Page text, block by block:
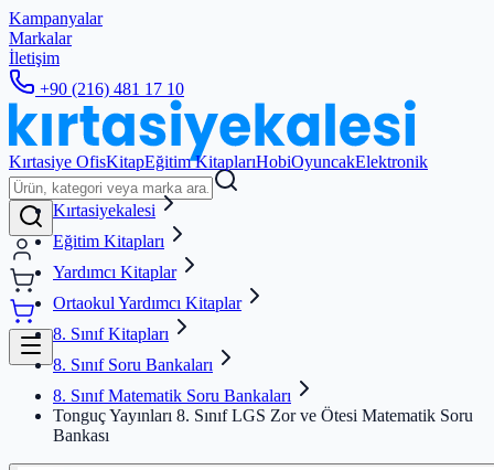
Kampanyalar
Markalar
İletişim
+90 (216) 481 17 10
Kırtasiye OfisKitapEğitim KitaplarıHobiOyuncakElektronik
Kırtasiyekalesi
Eğitim Kitapları
Yardımcı Kitaplar
Ortaokul Yardımcı Kitaplar
8. Sınıf Kitapları
8. Sınıf Soru Bankaları
8. Sınıf Matematik Soru Bankaları
Tonguç Yayınları 8. Sınıf LGS Zor ve Ötesi Matematik Soru
Bankası